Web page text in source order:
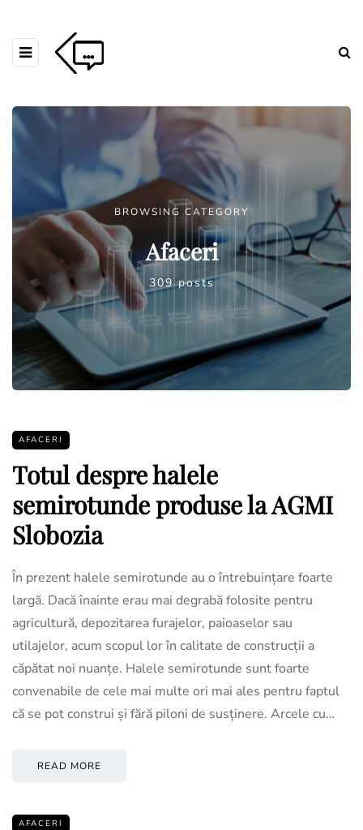
BROWSING CATEGORY
Afaceri
309 posts
AFACERI
Totul despre halele
semirotunde produse la AGMI
Slobozia
În prezent halele semirotunde au o întrebuințare foarte
largă. Dacă înainte erau mai degrabă folosite pentru
agricultură, depozitarea furajelor, paioaselor sau
utilajelor, acum scopul lor în calitate de construcții a
căpătat noi nuanțe. Halele semirotunde sunt foarte
convenabile de cele mai multe ori mai ales pentru faptul
că se pot construi și fără piloni de susținere. Arcele cu…
READ MORE
AFACERI